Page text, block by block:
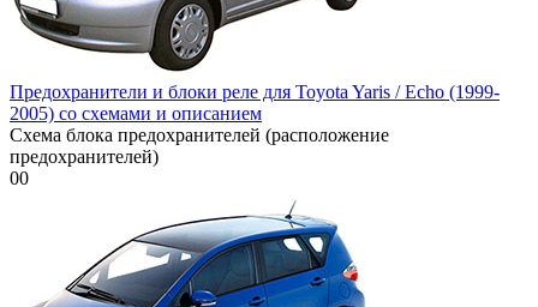
Предохранители и блоки реле для Toyota Yaris / Echo (1999-
2005) со схемами и описанием
Схема блока предохранителей (расположение
предохранителей)
00